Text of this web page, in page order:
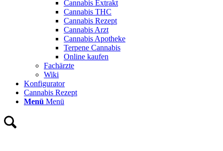
Cannabis Extrakt
Cannabis THC
Cannabis Rezept
Cannabis Arzt
Cannabis Apotheke
Terpene Cannabis
Online kaufen
Fachärzte
Wiki
Konfigurator
Cannabis Rezept
Menü Menü